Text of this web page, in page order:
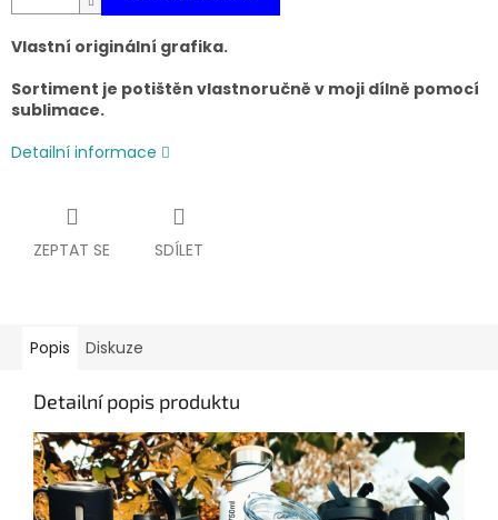
Vlastní originální grafika.
Sortiment je potištěn vlastnoručně v moji dílně pomocí
sublimace.
Detailní informace
ZEPTAT SE SDÍLET
Popis Diskuze
Detailní popis produktu